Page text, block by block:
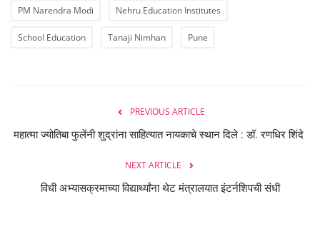
PM Narendra Modi Nehru Education Institutes
School Education Tanaji Nimhan Pune
PREVIOUS ARTICLE
महात्मा ज्योतिबा फुलेंनी शुद्रांना साहित्यात नायकाचे स्थान दिले : डॉ. रणधिर शिंदे
NEXT ARTICLE
विधी अभ्यासक्रमाच्या विद्यार्थ्यांना थेट मंत्रालयात इंटर्नशिपची संधी